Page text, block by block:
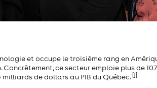
et occupe le troisième rang en
ce secteur emploie plus de
de dollars au PIB du Québec.[1]